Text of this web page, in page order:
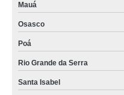
Mauá
Osasco
Poá
Rio Grande da Serra
Santa Isabel